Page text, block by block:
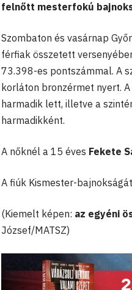
felnőtt mesterfokú
Szombaton és vasárnap
férfiak összetett
73.398-es pontszámmal. A
korláton bronzérmet nyert.
harmadik lett, illetve a
harmadikként.
A nőknél a 15 éves Fekete
A fiúk Kismester-
(Kiemelt képen: az egyéni
József/MATSZ)